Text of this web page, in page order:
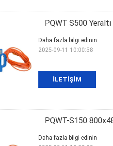
PQWT S500
İLETIŞIM
Daha fazla bilgi edinin
2025-09-11 10:00:58
PQWT-S150
Daha fazla bilgi edinin